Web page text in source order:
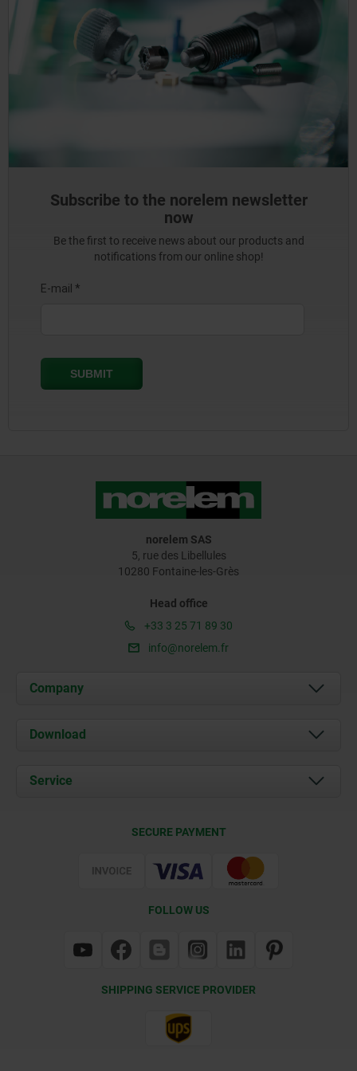
Subscribe to the norelem newsletter
now
Be the first to receive news about our products and
notifications from our online shop!
norelem SAS
5, rue des Libellules
10280 Fontaine-les-Grès
Head office
+33 3 25 71 89 30
info@norelem.fr
Company
About us
Contact
Download
Documents
Service
SECURE PAYMENT
FOLLOW US
SHIPPING SERVICE PROVIDER